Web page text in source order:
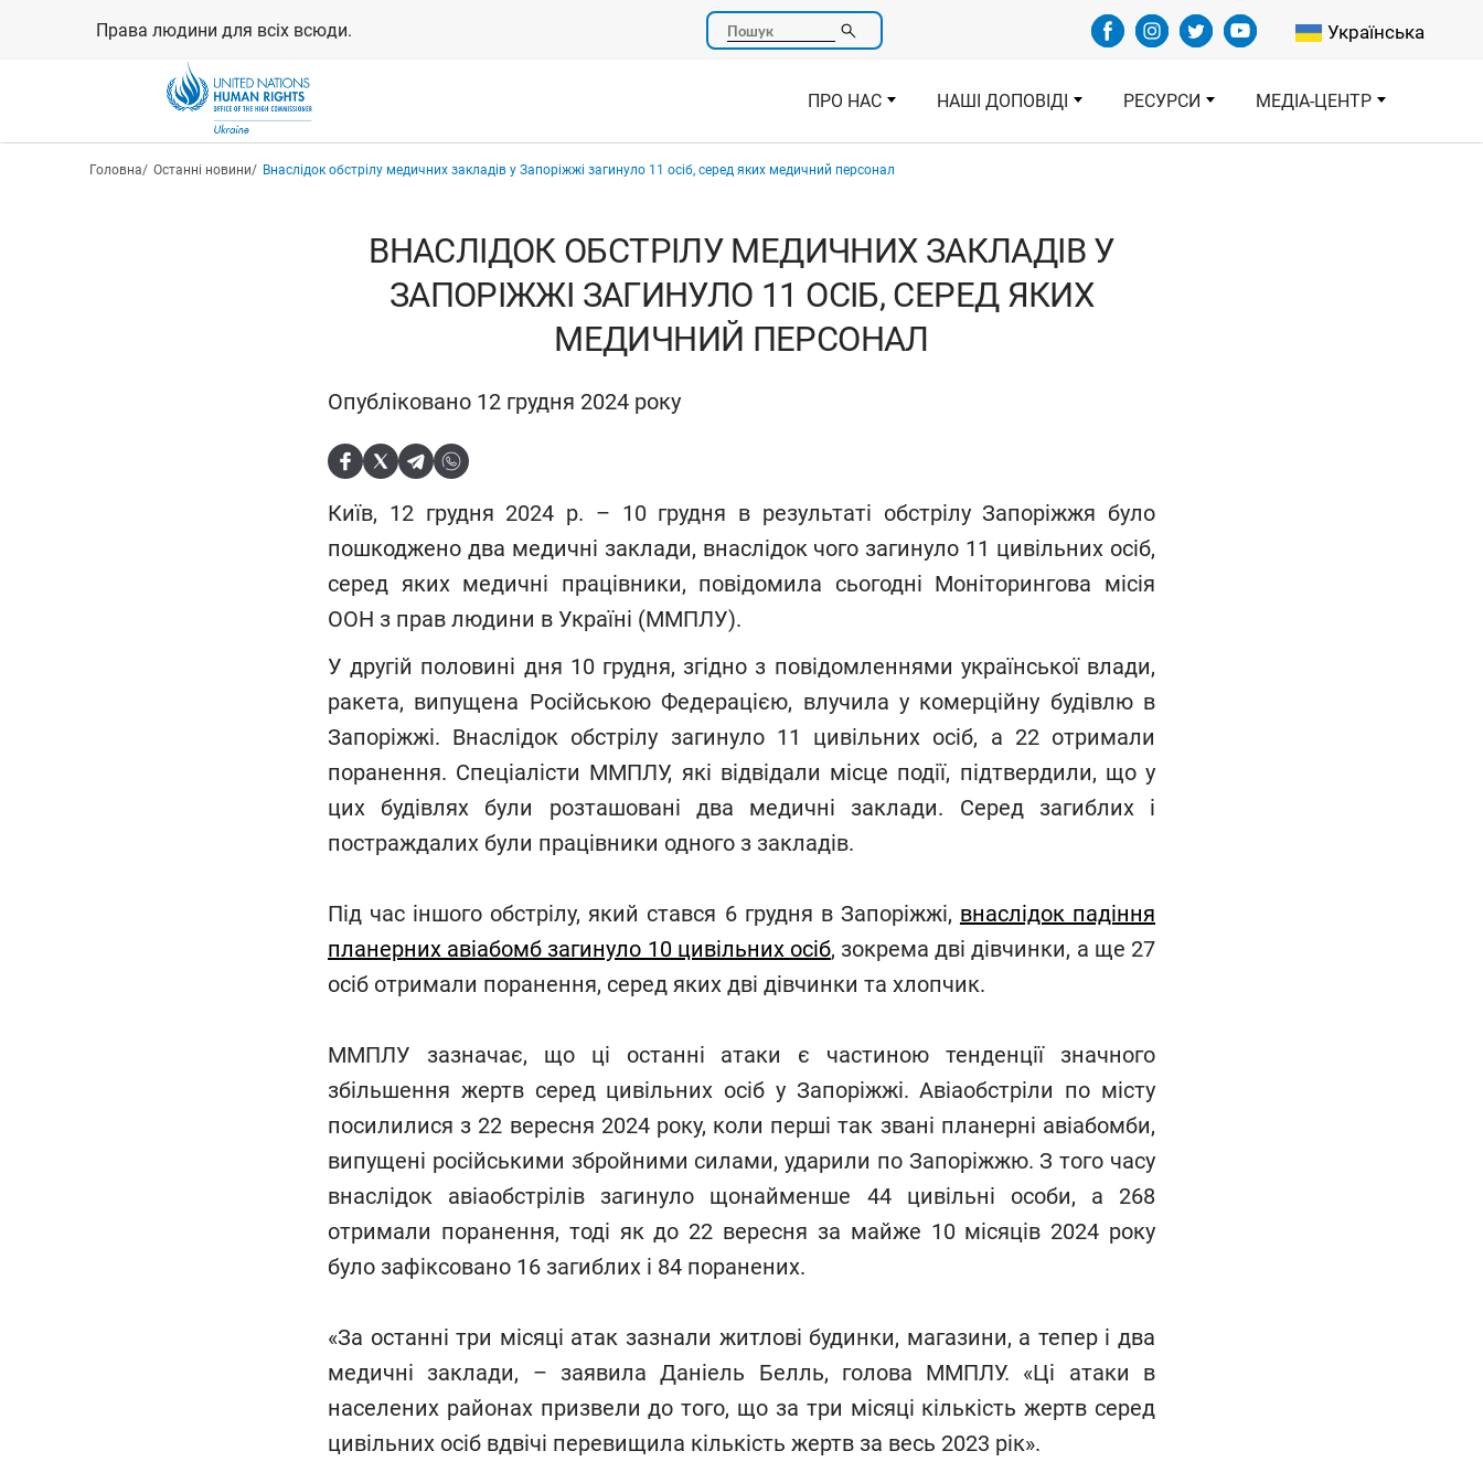
Права людини для всіх всюди. Пошук Select your
Українська
ПРО НАС НАШІ ДОПОВІДІ РЕСУРСИ МЕДІА-ЦЕНТР
Рядок навіґації
Головна Останні новини Внаслідок обстрілу медичних закладів у Запоріжжі загинуло 11 осіб, серед яких медичний персонал
ВНАСЛІДОК ОБСТРІЛУ МЕДИЧНИХ ЗАКЛАДІВ У
ЗАПОРІЖЖІ ЗАГИНУЛО 11 ОСІБ, СЕРЕД ЯКИХ
МЕДИЧНИЙ ПЕРСОНАЛ
Опубліковано 12 грудня 2024 року
Київ, 12 грудня 2024 р. – 10 грудня в результаті обстрілу Запоріжжя було
пошкоджено два медичні заклади, внаслідок чого загинуло 11 цивільних осіб,
серед яких медичні працівники, повідомила сьогодні Моніторингова місія
ООН з прав людини в Україні (ММПЛУ).
У другій половині дня 10 грудня, згідно з повідомленнями української влади,
ракета, випущена Російською Федерацією, влучила у комерційну будівлю в
Запоріжжі. Внаслідок обстрілу загинуло 11 цивільних осіб, а 22 отримали
поранення. Спеціалісти ММПЛУ, які відвідали місце події, підтвердили, що у
цих будівлях були розташовані два медичні заклади. Серед загиблих і
постраждалих були працівники одного з закладів.
Під час іншого обстрілу, який стався 6 грудня в Запоріжжі, внаслідок падіння
планерних авіабомб загинуло 10 цивільних осіб, зокрема дві дівчинки, а ще 27
осіб отримали поранення, серед яких дві дівчинки та хлопчик.
ММПЛУ зазначає, що ці останні атаки є частиною тенденції значного
збільшення жертв серед цивільних осіб у Запоріжжі. Авіаобстріли по місту
посилилися з 22 вересня 2024 року, коли перші так звані планерні авіабомби,
випущені російськими збройними силами, ударили по Запоріжжю. З того часу
внаслідок авіаобстрілів загинуло щонайменше 44 цивільні особи, а 268
отримали поранення, тоді як до 22 вересня за майже 10 місяців 2024 року
було зафіксовано 16 загиблих і 84 поранених.
«За останні три місяці атак зазнали житлові будинки, магазини, а тепер і два
медичні заклади, – заявила Даніель Белль, голова ММПЛУ. «Ці атаки в
населених районах призвели до того, що за три місяці кількість жертв серед
цивільних осіб вдвічі перевищила кількість жертв за весь 2023 рік».